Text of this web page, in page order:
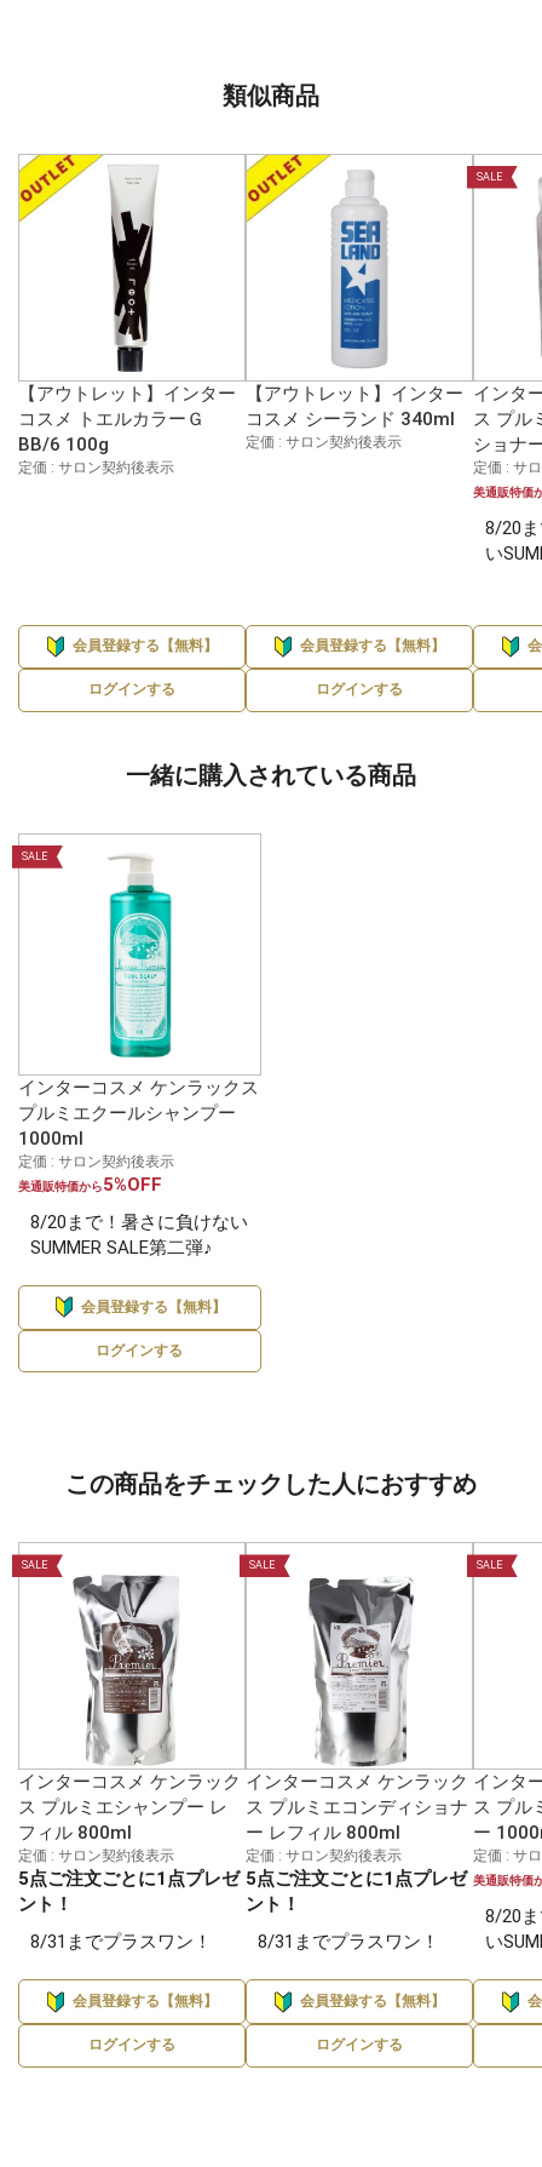
類似商品
【アウトレット】インター
コスメ トエルカラーＧ
BB/6 100g
定価 : サロン契約後表示
会員登録する【無料】
ログインする
【アウトレット】インター
コスメ シーランド 340ml
定価 : サロン契約後表示
会員登録する【無料】
ログインする
SALE
インタ
ス プル
ショナ
定価 : サ
美通販特価
8/20
い
一緒に購入されている商品
SALE
インターコスメ ケンラックス
プルミエクールシャンプー
1000ml
定価 : サロン契約後表示
美通販特価から5%OFF
8/20まで！暑さに負けない
SUMMER SALE第二弾♪
会員登録する【無料】
ログインする
この商品をチェックした人におすすめ
SALE
インターコスメ ケンラック
ス プルミエシャンプー レ
フィル 800ml
定価 : サロン契約後表示
5点ご注文ごとに1点プレゼ
ント！
8/31までプラスワン！
会員登録する【無料】
ログインする
SALE
インターコスメ ケンラック
ス プルミエコンディショナ
ー レフィル 800ml
定価 : サロン契約後表示
5点ご注文ごとに1点プレゼ
ント！
8/31までプラスワン！
会員登録する【無料】
ログインする
SALE
インタ
ス プル
ー
定価 : サ
美通販特価
8/20
い